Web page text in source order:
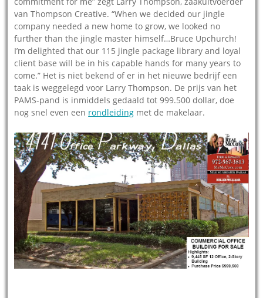
van Thompson Creative. “When we decided our jingle
company needed a new home to grow, we looked no
further than the jingle master himself…Bruce Upchurch!
I’m delighted that our 115 jingle package library and loyal
client base will be in his capable hands for many years to
come.” Het is niet bekend of er in het nieuwe bedrijf een
taak is weggelegd voor Larry Thompson. De prijs van het
PAMS-pand is inmiddels gedaald tot 999.500 dollar, doe
nog snel even een rondleiding met de makelaar.